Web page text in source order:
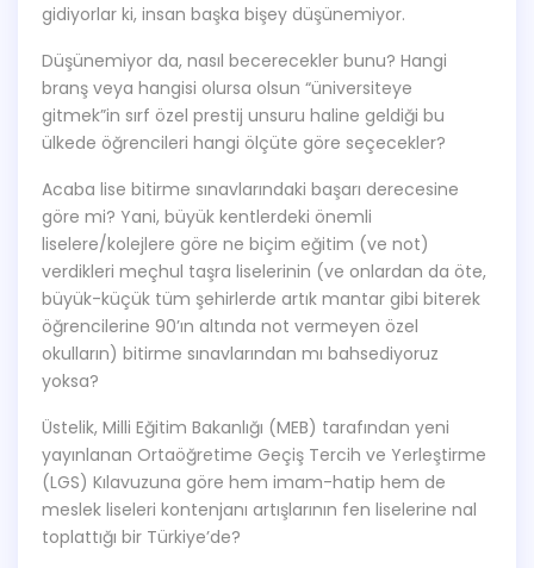
gidiyorlar ki, insan başka bişey düşünemiyor.
Düşünemiyor da, nasıl becerecekler bunu? Hangi
branş veya hangisi olursa olsun “üniversiteye
gitmek”in sırf özel prestij unsuru haline geldiği bu
ülkede öğrencileri hangi ölçüte göre seçecekler?
Acaba lise bitirme sınavlarındaki başarı derecesine
göre mi? Yani, büyük kentlerdeki önemli
liselere/kolejlere göre ne biçim eğitim (ve not)
verdikleri meçhul taşra liselerinin (ve onlardan da öte,
büyük-küçük tüm şehirlerde artık mantar gibi biterek
öğrencilerine 90’ın altında not vermeyen özel
okulların) bitirme sınavlarından mı bahsediyoruz
yoksa?
Üstelik, Milli Eğitim Bakanlığı (MEB) tarafından yeni
yayınlanan Ortaöğretime Geçiş Tercih ve Yerleştirme
(LGS) Kılavuzuna göre hem imam-hatip hem de
meslek liseleri kontenjanı artışlarının fen liselerine nal
toplattığı bir Türkiye’de?